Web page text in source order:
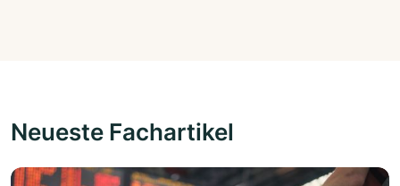
Neueste Fachartikel